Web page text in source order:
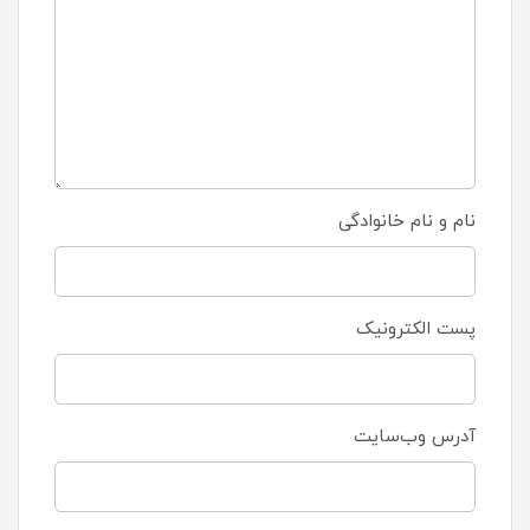
نام و نام خانوادگی
پست الکترونیک
آدرس وب‌سایت